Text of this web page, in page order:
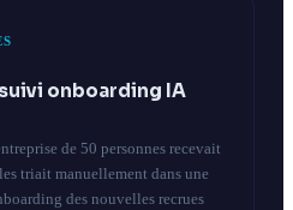
onboarding IA
de 50 personnes recevait
triait manuellement dans une
des nouvelles recrues